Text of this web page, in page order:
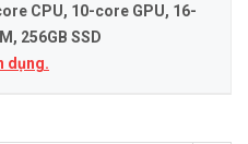
CPU, 10-core GPU, 16-
256GB SSD
dụng.